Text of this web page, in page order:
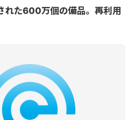
れた600万個の備品。再利用